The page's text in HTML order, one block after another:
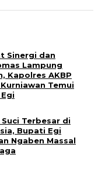
Sinergi dan
Lampung
Kapolres AKBP
Temui
Terbesar di
Bupati Egi
Ngaben Massal